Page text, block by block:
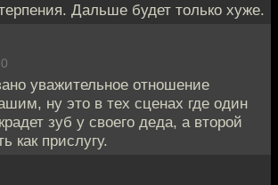
Дальше будет только хуже.
уважительное отношение
ну это в тех сценах где один
зуб у своего деда, а второй
как прислугу.